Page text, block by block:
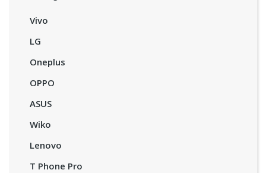
Vivo
LG
Oneplus
OPPO
ASUS
Wiko
Lenovo
T Phone Pro